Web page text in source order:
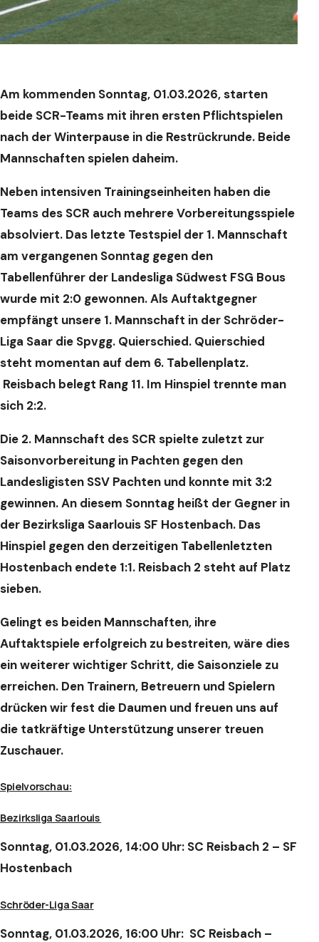
Am kommenden Sonntag, 01.03.2026, starten
beide SCR-Teams mit ihren ersten Pflichtspielen
nach der Winterpause in die Restrückrunde. Beide
Mannschaften spielen daheim.
Neben intensiven Trainingseinheiten haben die
Teams des SCR auch mehrere Vorbereitungsspiele
absolviert. Das letzte Testspiel der 1. Mannschaft
am vergangenen Sonntag gegen den
Tabellenführer der Landesliga Südwest FSG Bous
wurde mit 2:0 gewonnen.Als Auftaktgegner
empfängt unsere 1. Mannschaft in der Schröder-
Liga Saar die Spvgg. Quierschied. Quierschied
steht momentan auf dem 6. Tabellenplatz.
Reisbach belegt Rang 11. Im Hinspiel trennte man
sich 2:2.
Die 2. Mannschaft des SCR spielte zuletzt zur
Saisonvorbereitung in Pachten gegen den
Landesligisten SSV Pachten und konnte mit 3:2
gewinnen. An diesem Sonntag heißt der Gegner in
der Bezirksliga Saarlouis SF Hostenbach. Das
Hinspiel gegen den derzeitigen Tabellenletzten
Hostenbach endete 1:1. Reisbach 2 steht auf Platz
sieben.
Gelingt es beiden Mannschaften, ihre
Auftaktspiele erfolgreich zu bestreiten, wäre dies
ein weiterer wichtiger Schritt, die Saisonziele zu
erreichen. Den Trainern, Betreuern und Spielern
drücken wir fest die Daumen und freuen uns auf
die tatkräftige Unterstützung unserer treuen
Zuschauer.
Spielvorschau:
Bezirksliga Saarlouis
Sonntag, 01.03.2026, 14:00 Uhr: SC Reisbach 2 – SF
Hostenbach
Schröder-Liga Saar
Sonntag, 01.03.2026, 16:00 Uhr: SC Reisbach –